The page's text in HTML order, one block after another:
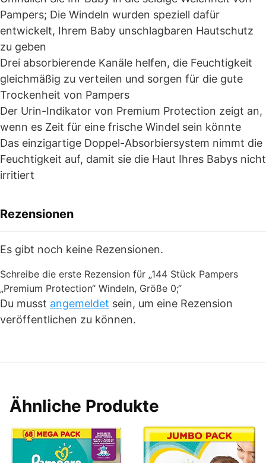
Pampers; Die Windeln wurden speziell dafür
entwickelt, Ihrem Baby unschlagbaren Hautschutz
zu geben
Drei absorbierende Kanäle helfen, die Feuchtigkeit
gleichmäßig zu verteilen und sorgen für die gute
Trockenheit von Pampers
Der Urin-Indikator von Premium Protection zeigt an,
wenn es Zeit für eine frische Windel sein könnte
Das einzigartige Doppel-Absorbiersystem nimmt die
Feuchtigkeit auf, damit sie die Haut Ihres Babys nicht
irritiert
Rezensionen
Es gibt noch keine Rezensionen.
Schreibe die erste Rezension für „144 Stück Pampers
„Premium Protection“ Windeln, Größe 0;“
Du musst angemeldet sein, um eine Rezension
veröffentlichen zu können.
Ähnliche Produkte